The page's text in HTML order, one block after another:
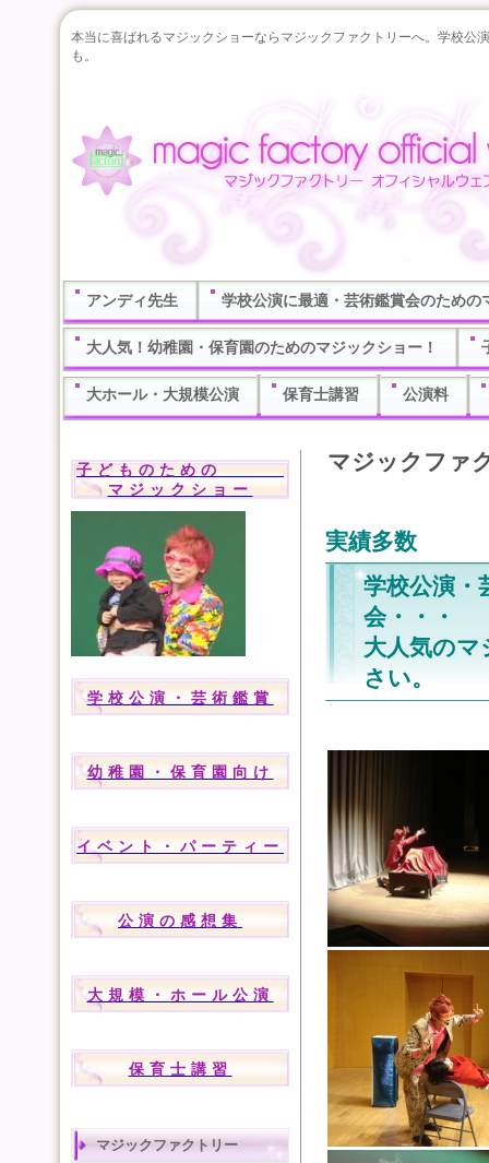
本当に喜ばれるマジックショーならマジックファクトリーへ。学校
も。
アンディ先生 学校公演に最適・芸術鑑賞会のための
大人気！幼稚園・保育園のためのマジックショー！
大ホール・大規模公演 保育士講習 公演料
子どものための
マジックショー
学校公演・芸術鑑賞
幼稚園・保育園向け
イベント・パーティー
公演の感想集
大規模・ホール公演
保育士講習
マジックファクトリー
マジックファ
実績多数
学校公演・
会・
大人気の
さい。